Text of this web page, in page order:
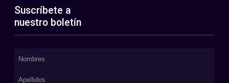
Suscríbete a
nuestro boletín